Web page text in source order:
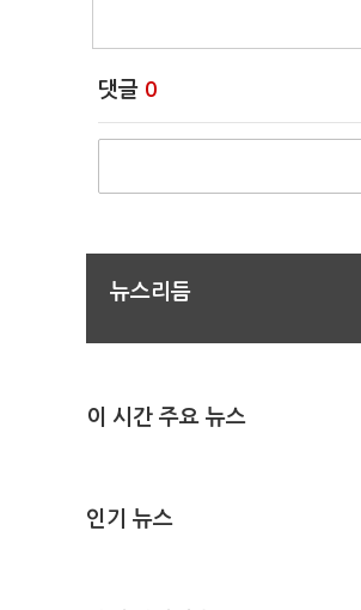
댓글 0
뉴스리듬
이 시간 주요 뉴스
인기 뉴스